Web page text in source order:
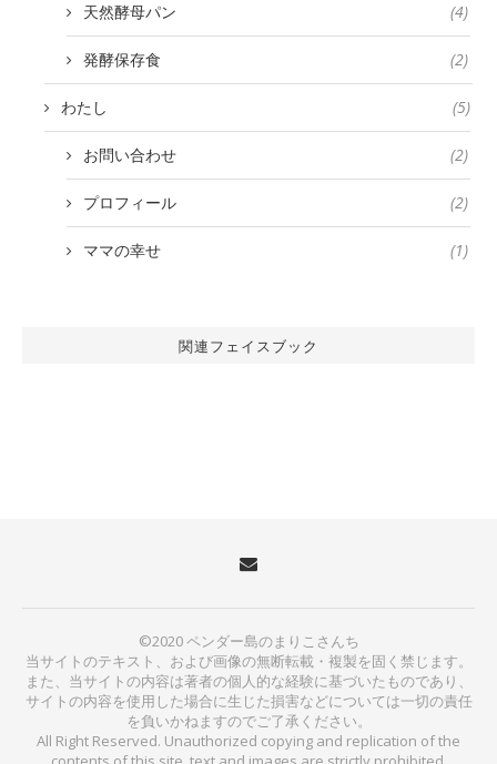
天然酵母パン (4)
発酵保存食 (2)
わたし (5)
お問い合わせ (2)
プロフィール (2)
ママの幸せ (1)
関連フェイスブック
©2020 ペンダー島のまりこさんち
当サイトのテキスト、および画像の無断転載・複製を固く禁じます。
また、当サイトの内容は著者の個人的な経験に基づいたものであり、
サイトの内容を使用した場合に生じた損害などについては一切の責任
を負いかねますのでご了承ください。
All Right Reserved. Unauthorized copying and replication of the